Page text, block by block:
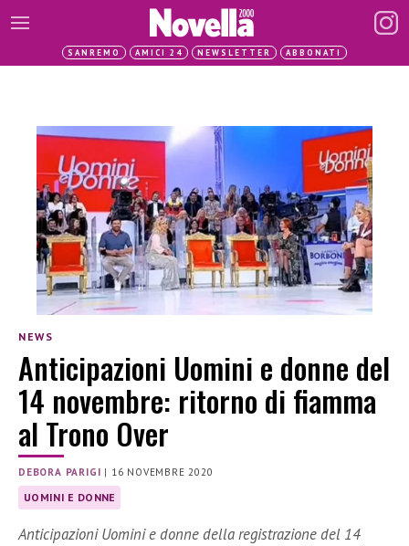
SANREMO AMICI 24 NEWSLETTER ABBONATI
NEWS
Anticipazioni Uomini e donne del
14 novembre: ritorno di fiamma
al Trono Over
DEBORA PARIGI | 16 NOVEMBRE 2020
UOMINI E DONNE
Anticipazioni Uomini e donne della registrazione del 14